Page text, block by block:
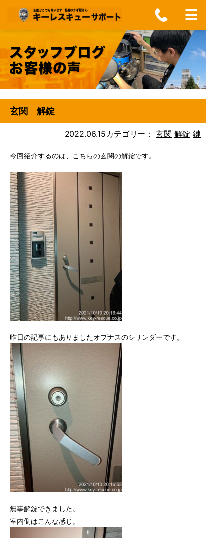
玄関 解錠
2022.06.15カテゴリー： 玄関 解錠 鍵
今回紹介するのは、こちらの玄関の解錠です。
昨日の記事にもありましたオプナスのシリンダーです。
無事解錠できました。
室内側はこんな感じ。